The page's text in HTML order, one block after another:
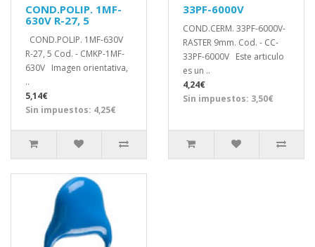
COND.POLIP. 1MF-
630V R-27, 5
COND.POLIP. 1MF-630V
R-27, 5 Cod. - CMKP-1MF-
630V Imagen orientativa,
..
5,14€
Sin impuestos: 4,25€
33PF-6000V
COND.CERM. 33PF-6000V-
RASTER 9mm. Cod. - CC-
33PF-6000V Este articulo
es un ..
4,24€
Sin impuestos: 3,50€